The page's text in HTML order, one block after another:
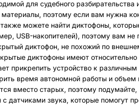
для судебного разбирательства
поэтому если вам нужна
можете найти диктофоны,
USB-накопителей), поэтому вам не
диктофон, не похожий по
диктофоны имеют
прикрепить устройство к
время автономной работы и объем
вместо старых, поэтому
датчиками звука, которые помогут